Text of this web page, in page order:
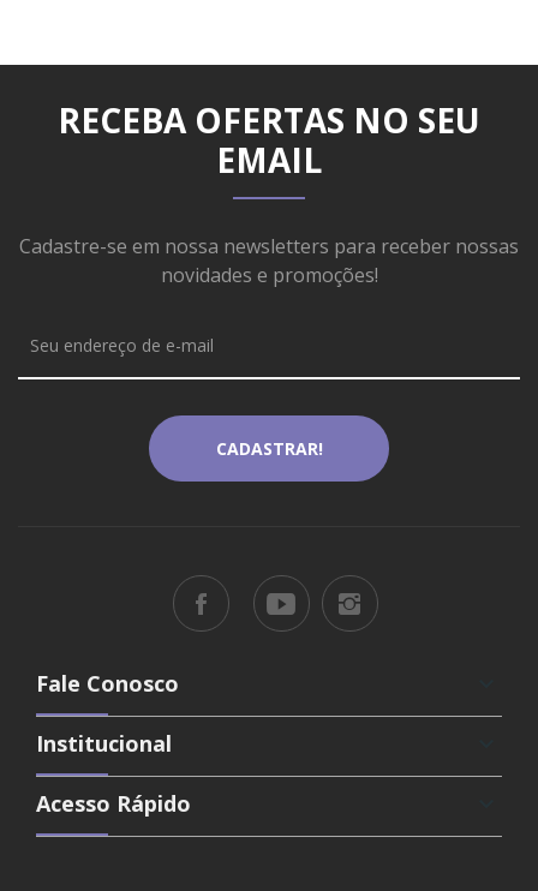
RECEBA OFERTAS NO SEU
EMAIL
Cadastre-se em nossa newsletters para receber nossas
novidades e promoções!
Fale Conosco
Institucional
Acesso Rápido